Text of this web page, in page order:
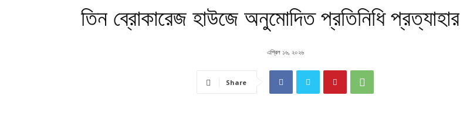
তিন ব্রোকারেজ হাউজে অনুমোদিত প্রতিনিধি প্রত্যাহার
এপ্রিল ১৬, ২০২৬
Share